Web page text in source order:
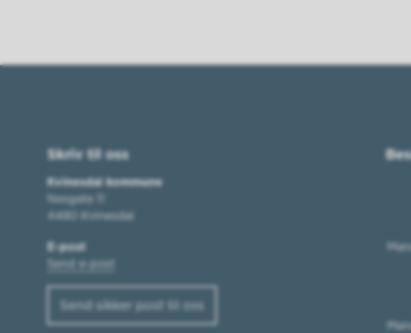
Skriv til oss
Kvinesdal kommune
Nesgata 11
4480 Kvinesdal
E-post
Send e-post
Send sikker post til oss